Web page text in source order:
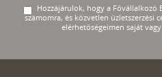
Hozzájárulok, hogy a
számomra, és közvetlen üzletszerzési
elérhetőségeimen saját